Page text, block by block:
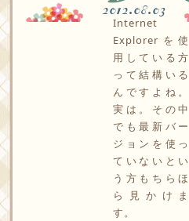
2012.08.03
Internet
Explorerを使
用している方
って結構いる
んですよね。
実は。その中
でも最新バー
ジョンを使っ
ていないとい
う方もちらほ
ら見かけま
す。